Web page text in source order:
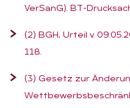
VerSanG). BT-
(2) BGH, Urteil v.
118.
(3) Gesetz zur